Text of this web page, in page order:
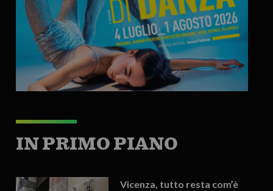
IN PRIMO PIANO
Vicenza, tutto resta com’è